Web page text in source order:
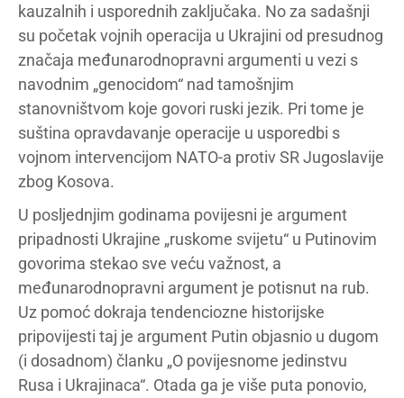
kauzalnih i usporednih zaključaka. No za sadašnji
su početak vojnih operacija u Ukrajini od presudnog
značaja međunarodnopravni argumenti u vezi s
navodnim „genocidom“ nad tamošnjim
stanovništvom koje govori ruski jezik. Pri tome je
suština opravdavanje operacije u usporedbi s
vojnom intervencijom NATO-a protiv SR Jugoslavije
zbog Kosova.
U posljednjim godinama povijesni je argument
pripadnosti Ukrajine „ruskome svijetu“ u Putinovim
govorima stekao sve veću važnost, a
međunarodnopravni argument je potisnut na rub.
Uz pomoć dokraja tendenciozne historijske
pripovijesti taj je argument Putin objasnio u dugom
(i dosadnom) članku „O povijesnome jedinstvu
Rusa i Ukrajinaca“. Otada ga je više puta ponovio,